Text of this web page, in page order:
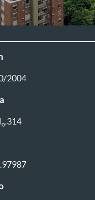
2004
o.314
.97987